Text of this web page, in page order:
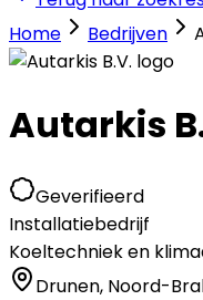
Home
Bedrijven
Autarkis
Geverifieerd
Installatiebedrijf
Koeltechniek en
Drunen, Noord-